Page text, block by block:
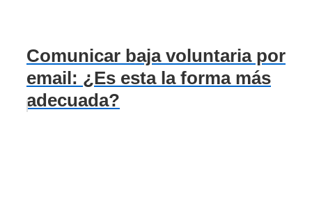
Comunicar baja voluntaria por
email: ¿Es esta la forma más
adecuada?